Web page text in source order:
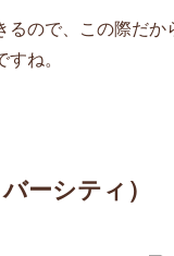
るので、この際だ
ね。
ーシティ）